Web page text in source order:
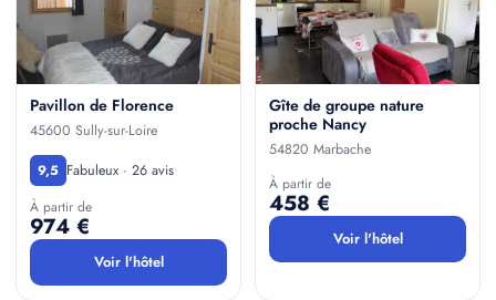
Pavillon de Florence
45600 Sully-sur-Loire
9,5 Fabuleux · 26 avis
À partir de
974 €
Voir l'hôtel
Gîte de groupe nature
proche Nancy
54820 Marbache
À partir de
458 €
Voir l'hôtel